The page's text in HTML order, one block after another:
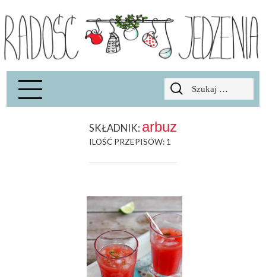
Radość Jedzenia – blog kulinarny
Szukaj:
SKŁADNIK: arbuz
ILOŚĆ PRZEPISÓW: 1